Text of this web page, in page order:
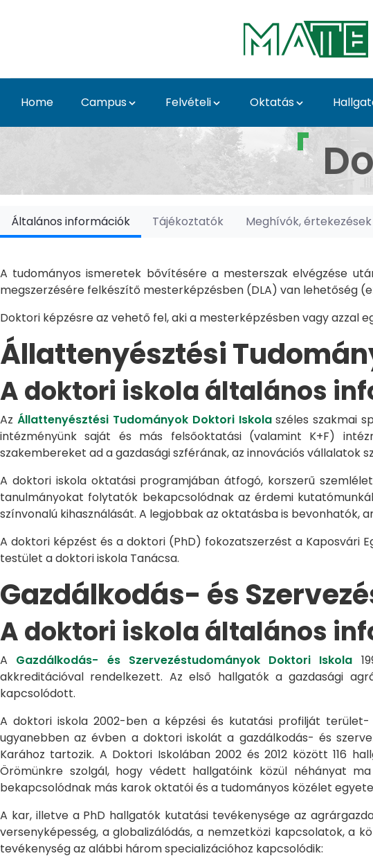
Home Campus Felvételi Oktatás
Doktori Iskolák -
Általános információk Tájékoztatók Meghívók, értekezések
A tudományos ismeretek bővítésére a mesterszak elvégzése
megszerzésére felkészítő mesterképzésben (DLA) van lehetőség
Doktori képzésre az vehető fel, aki a mesterképzésben vagy
Állattenyésztési
A doktori iskola általános
Az Állattenyésztési Tudományok Doktori Iskolaszéles szakmai
intézményünk saját és más felsőoktatási (valamint K+F)
szakembereket ad a gazdasági szférának, az innovációs vállalatok
A doktori iskola oktatási programjában átfogó, korszerű
tanulmányokat folytatók bekapcsolódnak az érdemi
színvonalú kihasználását. A legjobbak az oktatásba is bevonhatók,
A doktori képzést és a doktori (PhD) fokozatszerzést a Kaposvári
testület a doktori iskola Tanácsa.
Gazdálkodás- és
A doktori iskola általános
A Gazdálkodás- és Szervezéstudományok Doktori Iskola
akkreditációval rendelkezett. Az első hallgatók a gazdasági
kapcsolódott.
A doktori iskola 2002-ben a képzési és kutatási profilját
ugyanebben az évben a doktori iskolát a gazdálkodás- és
Karához tartozik. A Doktori Iskolában 2002 és 2012 között 116
Örömünkre szolgál, hogy védett hallgatóink közül néhányat
bekapcsolódnak más karok oktatói és a tudományos közélet
A kar, illetve a PhD hallgatók kutatási tevékenysége az
versenyképesség, a globalizálódás, a nemzetközi kapcsolatok, a
tevékenység az alábbi három specializációhoz kapcsolódik: